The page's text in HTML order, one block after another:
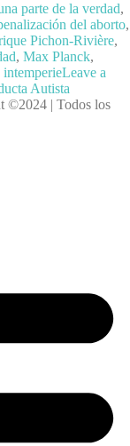
parte de la verdad,
del aborto,
Pichon-Rivière,
, Max Planck,
Leave a
Autista
©2024 | Todos los